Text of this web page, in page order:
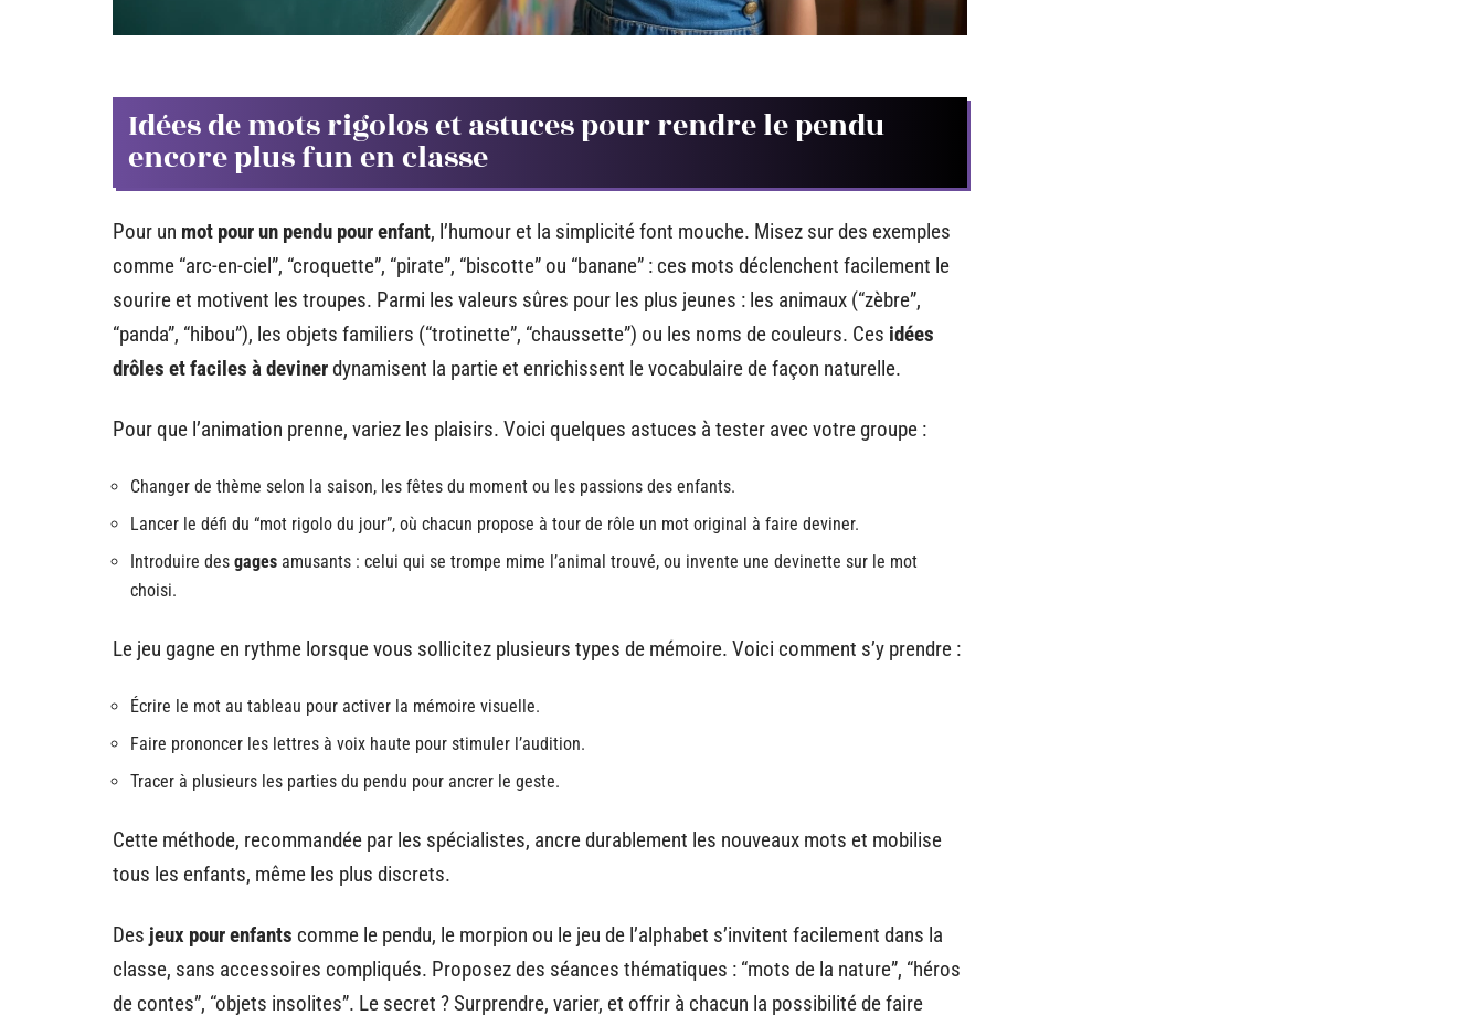
Idées de mots rigolos et astuces pour rendre le pendu
encore plus fun en classe
Pour un mot pour un pendu pour enfant, l’humour et la simplicité font mouche. Misez sur des exemples
comme “arc-en-ciel”, “croquette”, “pirate”, “biscotte” ou “banane” : ces mots déclenchent facilement le
sourire et motivent les troupes. Parmi les valeurs sûres pour les plus jeunes : les animaux (“zèbre”,
“panda”, “hibou”), les objets familiers (“trotinette”, “chaussette”) ou les noms de couleurs. Ces idées
drôles et faciles à devinerdynamisent la partie et enrichissent le vocabulaire de façon naturelle.
Pour que l’animation prenne, variez les plaisirs. Voici quelques astuces à tester avec votre groupe :
Changer de thème selon la saison, les fêtes du moment ou les passions des enfants.
Lancer le défi du “mot rigolo du jour”, où chacun propose à tour de rôle un mot original à faire deviner.
Introduire des gages amusants : celui qui se trompe mime l’animal trouvé, ou invente une devinette sur le mot
choisi.
Le jeu gagne en rythme lorsque vous sollicitez plusieurs types de mémoire. Voici comment s’y prendre :
Écrire le mot au tableau pour activer la mémoire visuelle.
Faire prononcer les lettres à voix haute pour stimuler l’audition.
Tracer à plusieurs les parties du pendu pour ancrer le geste.
Cette méthode, recommandée par les spécialistes, ancre durablement les nouveaux mots et mobilise
tous les enfants, même les plus discrets.
Des jeux pour enfants comme le pendu, le morpion ou le jeu de l’alphabet s’invitent facilement dans la
classe, sans accessoires compliqués. Proposez des séances thématiques : “mots de la nature”, “héros
de contes”, “objets insolites”. Le secret ? Surprendre, varier, et offrir à chacun la possibilité de faire